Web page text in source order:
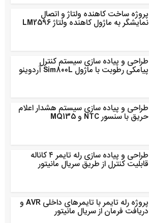
پروژه ساخت کاهنده ولتاژ و اتصال
نمایشگر به ماژول کاهنده ولتاژ LM2596
طراحی و پیاده سازی سیستم کنترل
پیامکی رطوبت با ماژول Sim800L آردوینو
طراحی و پیاده سازی سیستم هشدار اعلام
حریق با سنسور NTC و MQ135
طراحی و پیاده سازی رله تایمر ۴ کاناله
قابلیت کنترل از طریق سریال مانیتور
پروژه رله تایمر با تایمرهای داخلی AVR و
دریافت فرمان از سریال مانیتور